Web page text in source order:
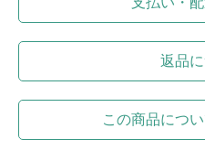
返品
この商品につ